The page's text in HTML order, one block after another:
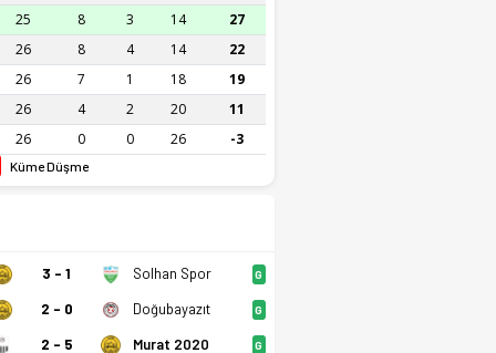
25 8 3 14 27
26 8 4 14 22
26 7 1 18 19
26 4 2 20 11
26 0 0 26 -3
Küme Düşme
3 - 1 Solhan Spor G
2 - 0 Doğubayazıt G
2 - 5 Murat 2020 G